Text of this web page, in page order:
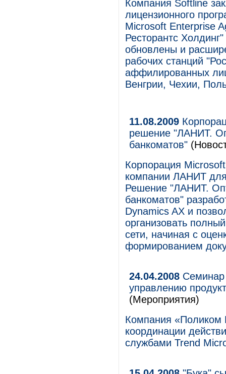
Компания Softline
лицензионного
Microsoft Enterprise
Ресторантс
обновлены и
рабочих станций
аффилированных
Венгрии, Чехии,
11.08.2009
решение "ЛАНИТ.
банкоматов"
Корпорация
компании ЛАНИТ для
Решение "ЛАНИТ.
банкоматов"
Dynamics AX и
организовать
сети, начиная с
формированием
24.04.2008 Семинар
управлению
(Мероприятия)
Компания «Поликом
координации
службами Trend